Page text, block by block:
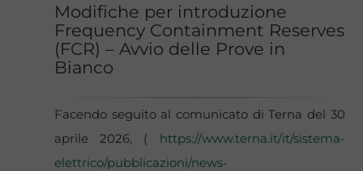
Modifiche per introduzione
Frequency Containment Reserves
(FCR) – Avvio delle Prove in
Bianco
Facendo seguito al comunicato di Terna del 30
aprile 2026, ( https://www.terna.it/it/sistema-
elettrico/pubblicazioni/news-